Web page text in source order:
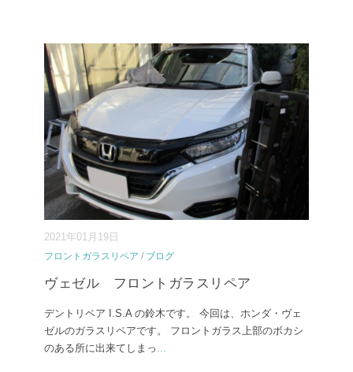
2021年01月19日
フロントガラスリペア / ブログ
ヴェゼル フロントガラスリペア
デントリペア I.S.A の鈴木です。 今回は、ホンダ・ヴェ
ゼルのガラスリペアです。 フロントガラス上部のボカシ
のある所に出来てしまっ ...